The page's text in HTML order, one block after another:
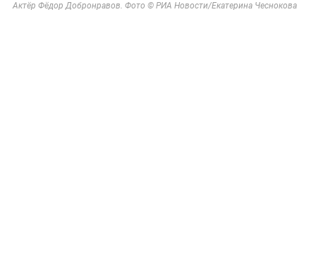
Актёр Фёдор Добронравов. Фото © РИА Новости/Екатерина Чеснокова